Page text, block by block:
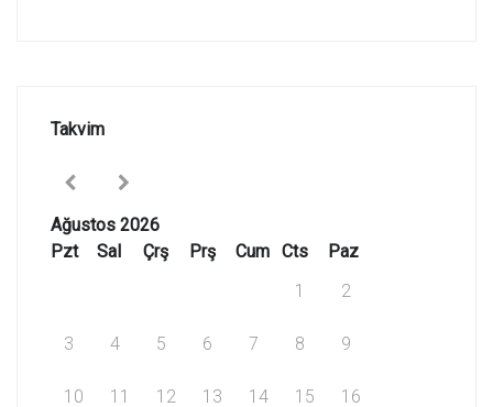
Takvim
Ağustos 2026
Pzt
Sal Çrş Prş Cum Cts
Paz
1
2
3 4 5 6 7 8 9
10 11 12 13 14 15 16